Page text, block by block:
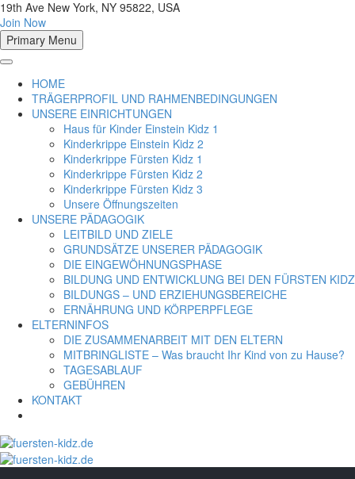
19th Ave New York, NY 95822, USA
Join Now
Primary Menu
HOME
TRÄGERPROFIL UND RAHMENBEDINGUNGEN
UNSERE EINRICHTUNGEN
Haus für Kinder Einstein Kidz 1
Kinderkrippe Einstein Kidz 2
Kinderkrippe Fürsten Kidz 1
Kinderkrippe Fürsten Kidz 2
Kinderkrippe Fürsten Kidz 3
Unsere Öffnungszeiten
UNSERE PÄDAGOGIK
LEITBILD UND ZIELE
GRUNDSÄTZE UNSERER PÄDAGOGIK
DIE EINGEWÖHNUNGSPHASE
BILDUNG UND ENTWICKLUNG BEI DEN FÜRSTEN KIDZ
BILDUNGS – UND ERZIEHUNGSBEREICHE
ERNÄHRUNG UND KÖRPERPFLEGE
ELTERNINFOS
DIE ZUSAMMENARBEIT MIT DEN ELTERN
MITBRINGLISTE – Was braucht Ihr Kind von zu Hause?
TAGESABLAUF
GEBÜHREN
KONTAKT